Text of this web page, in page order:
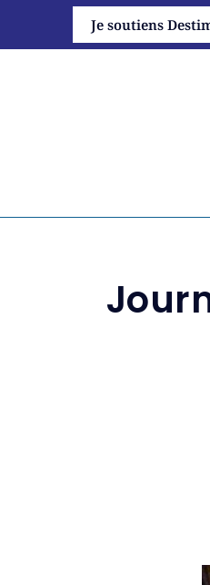
Je soutiens